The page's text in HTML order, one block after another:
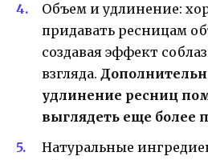
Объем и удлинение:
придавать ресницам
создавая эффект
взгляда.
удлинение ресниц
выглядеть еще более
Натуральные